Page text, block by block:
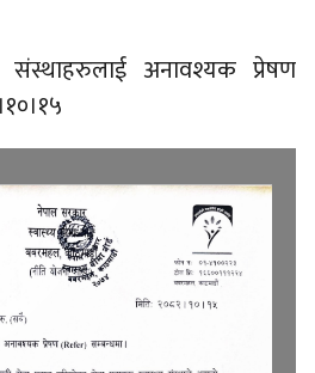
संस्थाहरुलाई अनावश्यक प्रेषण